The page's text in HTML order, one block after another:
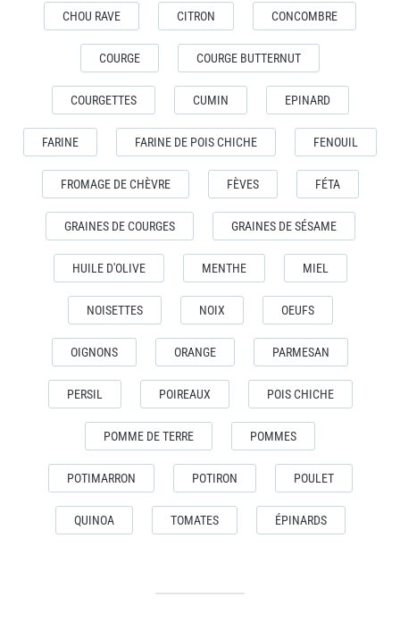
CHOU RAVE CITRON CONCOMBRE
COURGE COURGE BUTTERNUT
COURGETTES CUMIN EPINARD
FARINE FARINE DE POIS CHICHE FENOUIL
FROMAGE DE CHÈVRE FÈVES FÉTA
GRAINES DE COURGES GRAINES DE SÉSAME
HUILE D'OLIVE MENTHE MIEL
NOISETTES NOIX OEUFS
OIGNONS ORANGE PARMESAN
PERSIL POIREAUX POIS CHICHE
POMME DE TERRE POMMES
POTIMARRON POTIRON POULET
QUINOA TOMATES ÉPINARDS